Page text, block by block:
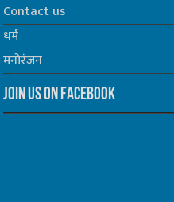
Contact us
धर्म
मनोरंजन
Join us on Facebook